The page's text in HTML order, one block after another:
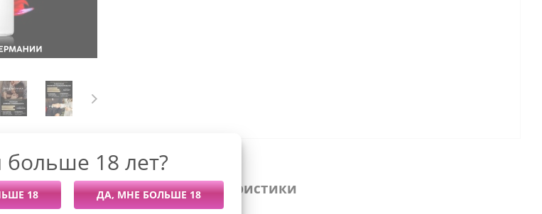
Характеристики
больше 18 лет?